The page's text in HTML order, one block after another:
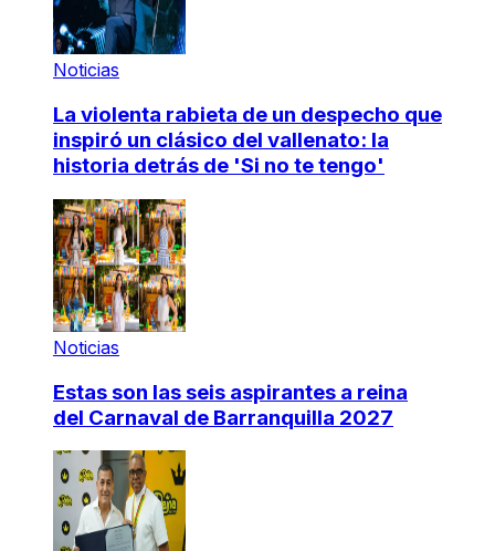
Noticias
La violenta rabieta de un despecho que
inspiró un clásico del vallenato: la
historia detrás de 'Si no te tengo'
Noticias
Estas son las seis aspirantes a reina
del Carnaval de Barranquilla 2027